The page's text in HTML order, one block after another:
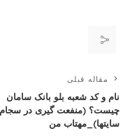
مقاله قبلی
نام و کد شعبه بلو بانک سامان
چیست؟ (منفعت گیری در
سایتها)_مهتاب من